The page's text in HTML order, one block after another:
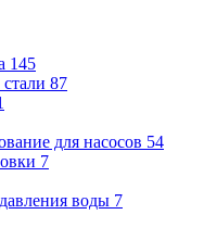
145
87
для насосов 54
7
воды 7